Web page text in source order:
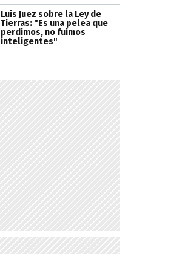
Luis Juez sobre la Ley de
Tierras: "Es una pelea que
perdimos, no fuimos
inteligentes"